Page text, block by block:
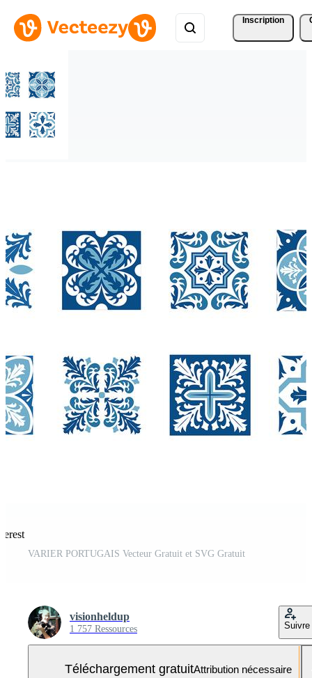
Inscription
VARIER PORTUGAIS Vecteur Gratuit et SVG Gratuit
visionheldup
1 757 Ressources Suivre
Téléchargement gratuitAttribution nécessaire